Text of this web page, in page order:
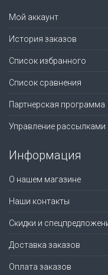
Мой аккаунт
История заказов
Список избранного
Список сравнения
Партнерская программа
Управление рассылками
Информация
О нашем магазине
Наши контакты
Скидки и
Доставка заказов
Оплата заказов